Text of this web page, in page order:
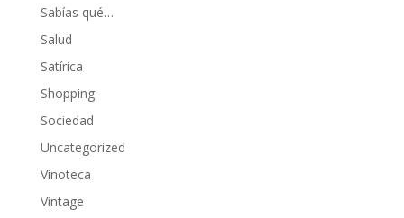
Sabías qué…
Salud
Satírica
Shopping
Sociedad
Uncategorized
Vinoteca
Vintage